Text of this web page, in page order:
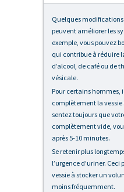
Quelques
peuvent améliorer les
exemple, vous pouvez
qui contribue à réduire
d’alcool, de café ou de
vésicale.
Pour certains hommes,
complètement la vessie
sentez toujours que
complètement vide,
après 5-10 minutes.
Se retenir plus
l’urgence d’uriner.
vessie à stocker un
moins fréquemment.